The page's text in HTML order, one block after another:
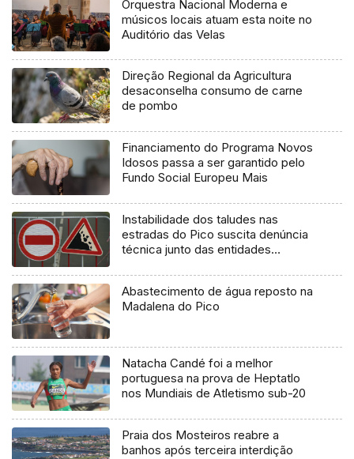
Orquestra Nacional Moderna e
músicos locais atuam esta noite no
Auditório das Velas
Direção Regional da Agricultura
desaconselha consumo de carne
de pombo
Financiamento do Programa Novos
Idosos passa a ser garantido pelo
Fundo Social Europeu Mais
Instabilidade dos taludes nas
estradas do Pico suscita denúncia
técnica junto das entidades
Abastecimento de água reposto na
Madalena do Pico
Natacha Candé foi a melhor
portuguesa na prova de Heptatlo
nos Mundiais de Atletismo sub-20
Praia dos Mosteiros reabre a
banhos após terceira interdição